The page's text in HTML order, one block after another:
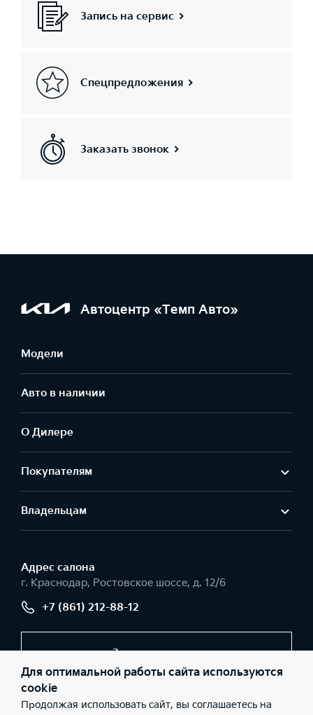
Запись на сервис
Спецпредложения
Заказать звонок
Автоцентр «Темп Авто»
Модели
Авто в наличии
О Дилере
Покупателям
Владельцам
Адрес салонa
г. Краснодар, Ростовское шоссе, д. 12/6
+7 (861) 212-88-12
Заказать звонок
© 2026 Юридические лица ООО «Темп Авто К» (Фактический
Для оптимальной работы сайта используются
cookie
Продолжая использовать сайт, вы соглашаетесь на